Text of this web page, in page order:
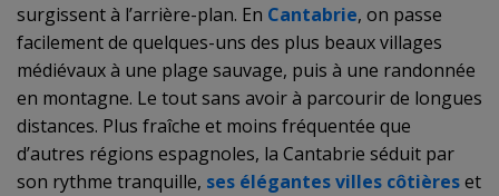
surgissent à l’arrière-plan. En Cantabrie, on passe
facilement de quelques-uns des plus beaux villages
médiévaux à une plage sauvage, puis à une randonnée
en montagne. Le tout sans avoir à parcourir de longues
distances. Plus fraîche et moins fréquentée que
d’autres régions espagnoles, la Cantabrie séduit par
son rythme tranquille, ses élégantes villes côtièreset